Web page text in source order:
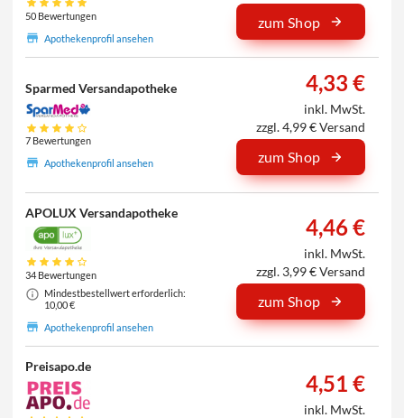
50 Bewertungen
Apothekenprofil ansehen
zum Shop
Sparmed Versandapotheke
7 Bewertungen
Apothekenprofil ansehen
4,33 €
inkl. MwSt.
zzgl. 4,99 € Versand
zum Shop
APOLUX Versandapotheke
34 Bewertungen
Mindestbestellwert erforderlich:
10,00 €
Apothekenprofil ansehen
4,46 €
inkl. MwSt.
zzgl. 3,99 € Versand
zum Shop
Preisapo.de
4,51 €
inkl. MwSt.